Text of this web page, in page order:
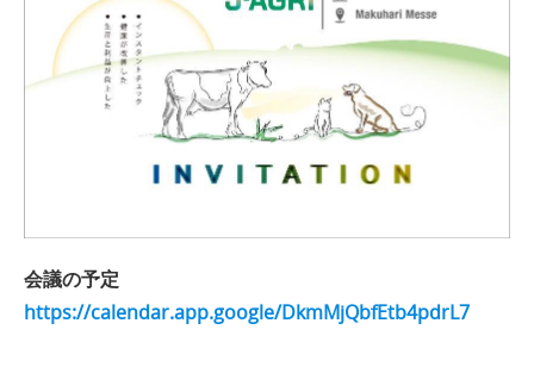
会議の予定
https://calendar.app.google/DkmMjQbfEtb4pdrL7